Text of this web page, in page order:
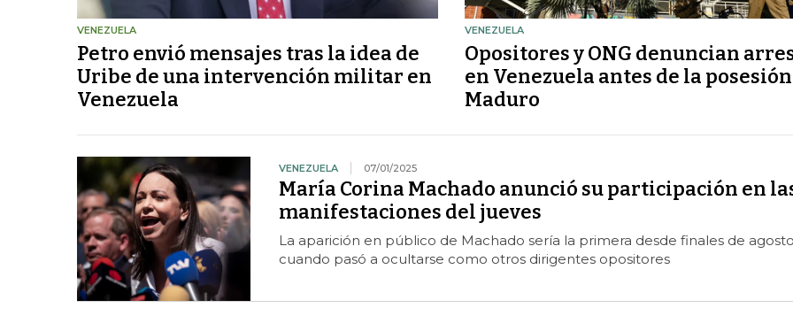
VENEZUELA
Petro envió mensajes tras la idea de
Uribe de una intervención militar en
Venezuela
VENEZUELA
Opositores y ONG denuncian
en Venezuela antes de la
Maduro
VENEZUELA 07/01/2025
María Corina Machado anunció su participación en
manifestaciones del jueves
La aparición en público de Machado sería la primera desde finales de
cuando pasó a ocultarse como otros dirigentes opositores